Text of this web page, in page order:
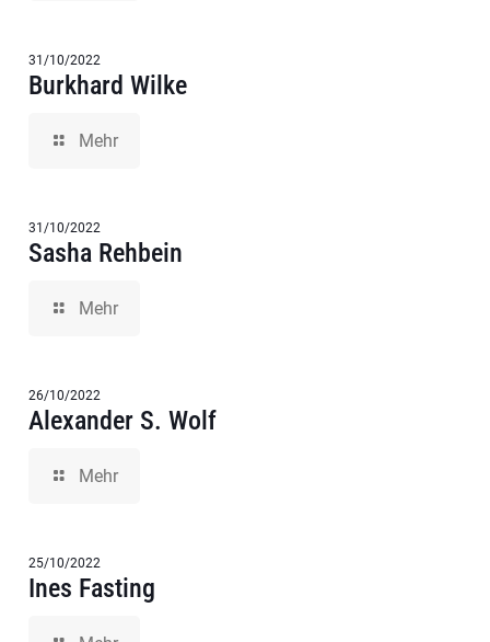
31/10/2022
Burkhard Wilke
Mehr
31/10/2022
Sasha Rehbein
Mehr
26/10/2022
Alexander S. Wolf
Mehr
25/10/2022
Ines Fasting